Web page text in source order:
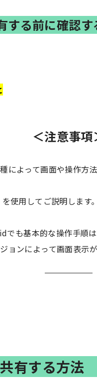
る前に確認す
＜注意事項
によって画面や操作方
使用してご説明します。
も基本的な操作手順
ンによって画面表示が
有する方法